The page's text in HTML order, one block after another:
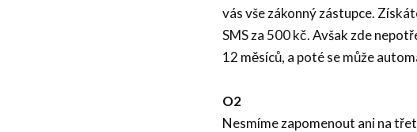
vás vše zákonný zástupce.
SMS za 500 kč. Avšak zde
12 měsíců, a poté se může
O2
Nesmíme zapomenout ani na